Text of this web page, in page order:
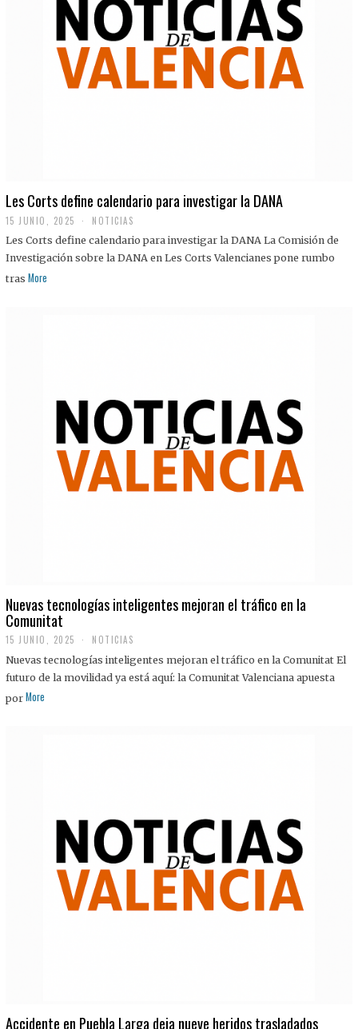
Les Corts define calendario para investigar la DANA
15 JUNIO, 2025 NOTICIAS
Les Corts define calendario para investigar la DANA La Comisión de
Investigación sobre la DANA en Les Corts Valencianes pone rumbo
tras More
Nuevas tecnologías inteligentes mejoran el tráfico en la
Comunitat
15 JUNIO, 2025 NOTICIAS
Nuevas tecnologías inteligentes mejoran el tráfico en la Comunitat El
futuro de la movilidad ya está aquí: la Comunitat Valenciana apuesta
por More
Accidente en Puebla Larga deja nueve heridos trasladados